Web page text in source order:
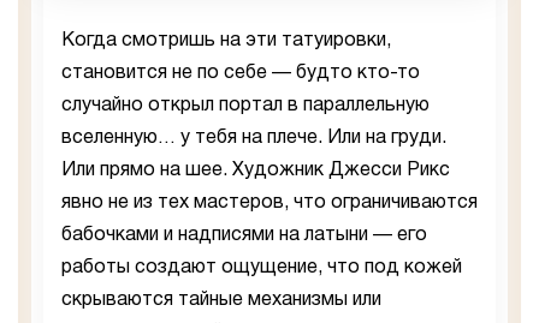
Когда смотришь на эти татуировки,
становится не по себе — будто кто-то
случайно открыл портал в параллельную
вселенную… у тебя на плече. Или на груди.
Или прямо на шее. Художник Джесси Рикс
явно не из тех мастеров, что ограничиваются
бабочками и надписями на латыни — его
работы создают ощущение, что под кожей
скрываются тайные механизмы или